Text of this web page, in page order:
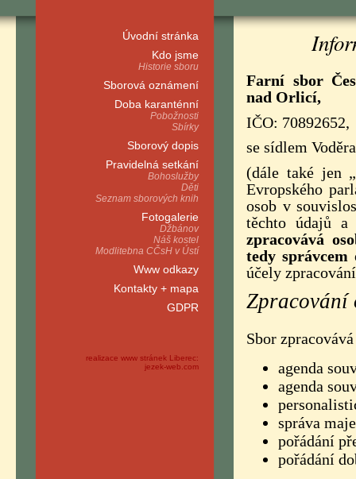
Úvodní stránka
Kdo jsme
Historie sboru
Sborová oznámení
Doba karanténní
Pobožnosti
Sbírky
Sborový dopis
Pravidelná setkání
Bohoslužby
Děti
Seznam sborových knih
Fotogalerie
Džbánov
Náš kostel
Modlitebna CČsH v Ústí
Www odkazy
Kontakty + mapa
GDPR
realizace www stránek Liberec:
jezek-web.com
Farní sbor
nad Orlicí,
IČO: 70892652,
se sídlem
(dále také jen
Evropského
osob v
těchto údajů a
zpracovává
tedy správcem
účely
Zpracování
Sbor
agenda
agenda
správa
pořádání
pořádání